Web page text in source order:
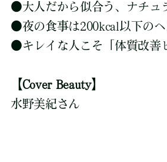
●大人だから似合う、ナチュ
●夜の食事は200kcal以下の
●キレイな人こそ「体質改善
【Cover Beauty】
水野美紀さん